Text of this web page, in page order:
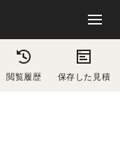
閲覧履歴 保存した見積